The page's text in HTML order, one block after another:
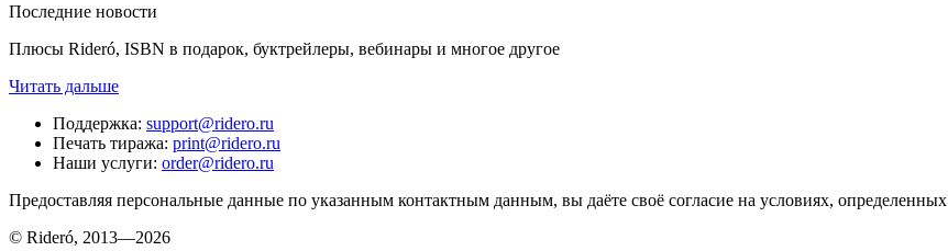
Последние новости
Плюсы Rideró, ISBN в подарок, буктрейлеры, вебинары и многое другое
Читать дальше
Поддержка: support@ridero.ru
Печать тиража: print@ridero.ru
Наши услуги: order@ridero.ru
Предоставляя персональные данные по указанным контактным данным, вы даёте своё согласие на условиях, определенных
© Rideró, 2013—2026